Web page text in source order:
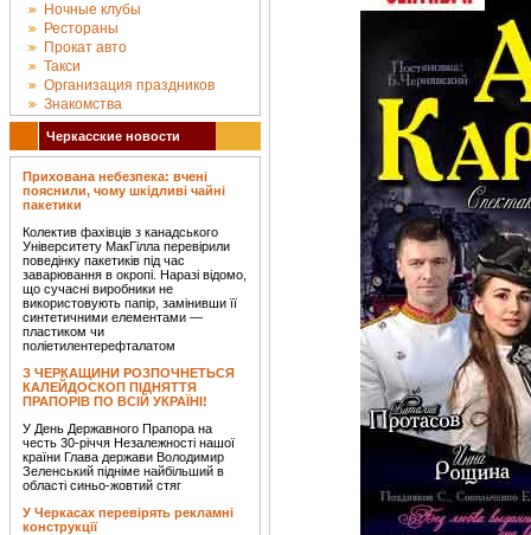
Ночные клубы
Рестораны
Прокат авто
Такси
Организация праздников
Знакомства
Черкасские новости
Прихована небезпека: вчені
пояснили, чому шкідливі чайні
пакетики
Колектив фахівців з канадського
Університету МакГілла перевірили
поведінку пакетиків під час
заварювання в окропі. Наразі відомо,
що сучасні виробники не
використовують папір, замінивши її
синтетичними елементами —
пластиком чи
поліетилентерефталатом
З ЧЕРКАЩИНИ РОЗПОЧНЕТЬСЯ
КАЛЕЙДОСКОП ПІДНЯТТЯ
ПРАПОРІВ ПО ВСІЙ УКРАЇНІ!
У День Державного Прапора на
честь 30-річчя Незалежності нашої
країни Глава держави Володимир
Зеленський підніме найбільший в
області синьо-жовтий стяг
У Черкасах перевірять рекламні
конструкції